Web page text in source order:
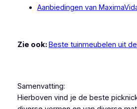
Aanbiedingen van
Zie ook: Beste tuinmeubelen uit
Samenvatting:
Hierboven vind je de beste